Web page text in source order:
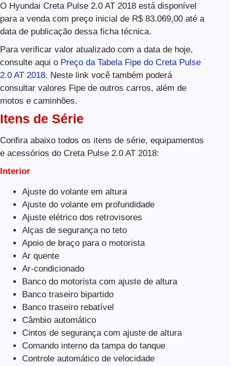
O Hyundai Creta Pulse 2.0 AT 2018 está disponível
para a venda com preço inicial de R$ 83.069,00 até a
data de publicação dessa ficha técnica.
Para verificar valor atualizado com a data de hoje,
consulte aqui o Preço da Tabela Fipe do Creta Pulse
2.0 AT 2018. Neste link você também poderá
consultar valores Fipe de outros carros, além de
motos e caminhões.
Itens de Série
Confira abaixo todos os itens de série, equipamentos
e acessórios do Creta Pulse 2.0 AT 2018:
Interior
Ajuste do volante em altura
Ajuste do volante em profundidade
Ajuste elétrico dos retrovisores
Alças de segurança no teto
Apoio de braço para o motorista
Ar quente
Ar-condicionado
Banco do motorista com ajuste de altura
Banco traseiro bipartido
Banco traseiro rebatível
Câmbio automático
Cintos de segurança com ajuste de altura
Comando interno da tampa do tanque
Controle automático de velocidade